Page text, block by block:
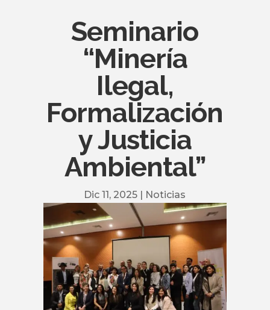
Seminario
“Minería
Ilegal,
Formalización
y Justicia
Ambiental”
Dic 11, 2025 | Noticias